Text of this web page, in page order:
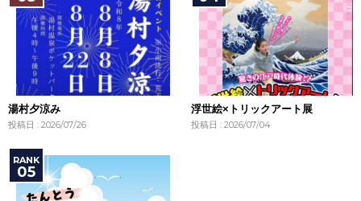
湯村夕涼み
投稿日 : 2026/07/26
浮世絵×トリックアート展
投稿日 : 2026/07/04